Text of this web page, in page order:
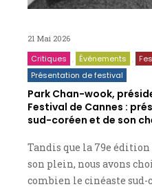
21 Mai 2026
Critiques Événements
Présentation de festival
Park Chan-wook,
Festival de Cannes :
sud-coréen et de son
Tandis que la 79e édition
son plein, nous avons
combien le cinéaste sud-